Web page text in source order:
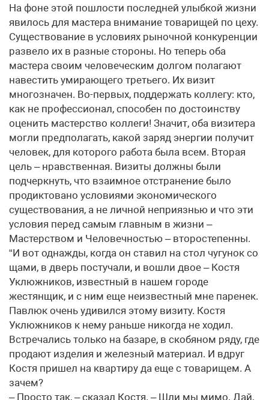
На фоне этой пошлости последней улыбкой жизни
явилось для мастера внимание товарищей по цеху.
Существование в условиях рыночной конкуренции
развело их в разные стороны. Но теперь оба
мастера своим человеческим долгом полагают
навестить умирающего третьего. Их визит
многозначен. Во-первых, поддержать коллегу: кто,
как не профессионал, способен по достоинству
оценить мастерство коллеги! Значит, оба визитера
могли предполагать, какой заряд энергии получит
человек, для которого работа была всем. Вторая
цель – нравственная. Визиты должны были
подчеркнуть, что взаимное отстранение было
продиктовано условиями экономического
существования, а не личной неприязнью и что эти
условия перед самым главным в жизни –
Мастерством и Человечностью – второстепенны.
“И вот однажды, когда он ставил на стол чугунок со
щами, в дверь постучали, и вошли двое – Костя
Уклюжников, известный в нашем городе
жестянщик, и с ним еще неизвестный мне паренек.
Павлюк очень удивился этому визиту. Костя
Уклюжников к нему раньше никогда не ходил.
Встречались только на базаре, в скобяном ряду, где
продают изделия и железный материал. И вдруг
Костя пришел на квартиру да еще с товарищем. А
зачем?
– Просто так, – сказал Костя. – Шли мы мимо. Дай,